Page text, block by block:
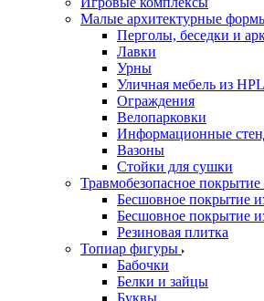
Малые архитектурные
Перголы, беседки и
Лавки
Урны
Уличная мебель из HPL
Ограждения
Велопарковки
Информационные
Вазоны
Стойки для сушки
Травмобезопасное покрытие
Бесшовное покрытие
Бесшовное покрытие
Резиновая плитка
Топиар фигуры
Бабочки
Белки и зайцы
Буквы